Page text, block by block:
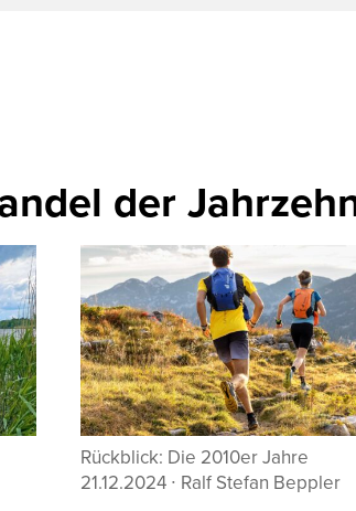
der
2010er Jahre
Ralf Stefan Beppler
Rückblick:
20.12.2024∙